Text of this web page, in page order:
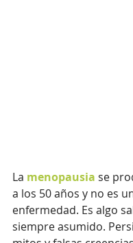
La menopausia se
a los 50 años y no es
enfermedad. Es algo
siempre asumido.